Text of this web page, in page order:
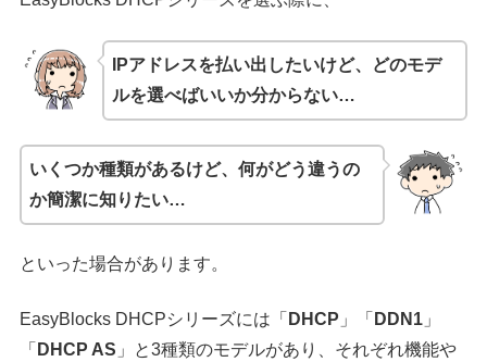
IPアドレスを払い出したいけど、どのモデ
ルを選べばいいか分からない…
いくつか種類があるけど、何がどう違うの
か簡潔に知りたい…
といった場合があります。
EasyBlocks DHCPシリーズには「 DHCP 」「 DDN1 」
「 DHCP AS 」と3種類のモデルがあり、それぞれ機能や